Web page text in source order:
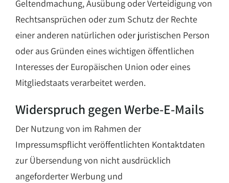
Geltendmachung, Ausübung oder Verteidigung von
Rechtsansprüchen oder zum Schutz der Rechte
einer anderen natürlichen oder juristischen Person
oder aus Gründen eines wichtigen öffentlichen
Interesses der Europäischen Union oder eines
Mitgliedstaats verarbeitet werden.
Widerspruch gegen Werbe-E-Mails
Der Nutzung von im Rahmen der
Impressumspflicht veröffentlichten Kontaktdaten
zur Übersendung von nicht ausdrücklich
angeforderter Werbung und